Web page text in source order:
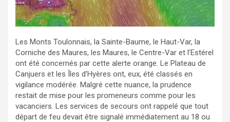
Les Monts Toulonnais, la Sainte-Baume, le Haut-Var, la
Corniche des Maures, les Maures, le Centre-Var et l’Estérel
ont été concernés par cette alerte orange. Le Plateau de
Canjuers et les Îles d’Hyères ont, eux, été classés en
vigilance modérée. Malgré cette nuance, la prudence
restait de mise pour les promeneurs comme pour les
vacanciers. Les services de secours ont rappelé que tout
départ de feu devait être signalé immédiatement au 18 ou